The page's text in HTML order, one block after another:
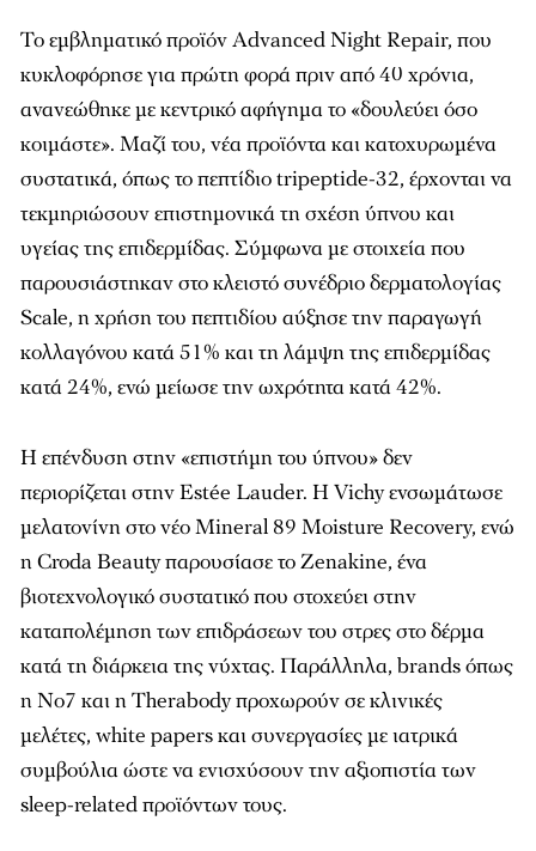
Το εμβληματικό προϊόνAdvanced Night Repair, που
κυκλοφόρησε για πρώτη φορά πριν από 40 χρόνια,
ανανεώθηκε με κεντρικό αφήγημα το «δουλεύει όσο
κοιμάστε». Μαζί του, νέα προϊόντα και κατοχυρωμένα
συστατικά, όπως το πεπτίδιο tripeptide-32, έρχονται να
τεκμηριώσουν επιστημονικά τη σχέση ύπνου και
υγείας της επιδερμίδας. Σύμφωνα με στοιχεία που
παρουσιάστηκαν στο κλειστό συνέδριο δερματολογίας
Scale, η χρήση του πεπτιδίου αύξησε την παραγωγή
κολλαγόνου κατά 51% και τη λάμψη της επιδερμίδας
κατά 24%, ενώ μείωσε την ωχρότητα κατά 42%.
Η επένδυση στην «επιστήμη του ύπνου» δεν
περιορίζεται στην Estée Lauder. Η Vichy ενσωμάτωσε
μελατονίνη στο νέοMineral 89 Moisture Recovery, ενώ
η Croda Beauty παρουσίασε τοZenakine, ένα
βιοτεχνολογικό συστατικό που στοχεύει στην
καταπολέμηση των επιδράσεων του στρες στο δέρμα
κατά τη διάρκεια της νύχτας. Παράλληλα, brands όπως
η No7 και η Therabody προχωρούν σε κλινικές
μελέτες, white papers και συνεργασίες με ιατρικά
συμβούλια ώστε να ενισχύσουν την αξιοπιστία των
sleep-related προϊόντων τους.